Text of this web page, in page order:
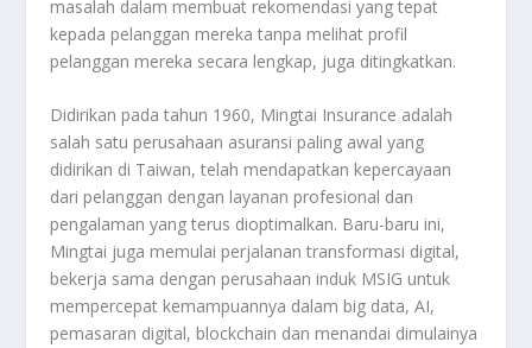
masalah dalam membuat rekomendasi yang tepat
kepada pelanggan mereka tanpa melihat profil
pelanggan mereka secara lengkap, juga ditingkatkan.
Didirikan pada tahun 1960, Mingtai Insurance adalah
salah satu perusahaan asuransi paling awal yang
didirikan di Taiwan, telah mendapatkan kepercayaan
dari pelanggan dengan layanan profesional dan
pengalaman yang terus dioptimalkan. Baru-baru ini,
Mingtai juga memulai perjalanan transformasi digital,
bekerja sama dengan perusahaan induk MSIG untuk
mempercepat kemampuannya dalam big data, AI,
pemasaran digital, blockchain dan menandai dimulainya